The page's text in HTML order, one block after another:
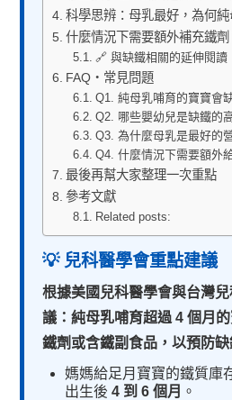
科學思辨：母乳最好，為何純
什麼情況下需要額外補充鐵
🔗 與缺鐵相關的延伸閱讀
FAQ・常見問題
Q1. 純母乳哺育的寶寶會
Q2. 哪些嬰幼兒是缺鐵的
Q3. 為什麼母乳是最好的
Q4. 什麼情況下需要額外
最後再幫大家整理一次重點
參考文獻
Related posts:
💡 兒科醫學會重點建議
根據美國兒科醫學會與台灣
議：純母乳哺育超過 4 個月
鐵劑或含鐵副食品，以預防缺
媽媽給足月寶寶的鐵質庫
出生後4 到 6 個月 。